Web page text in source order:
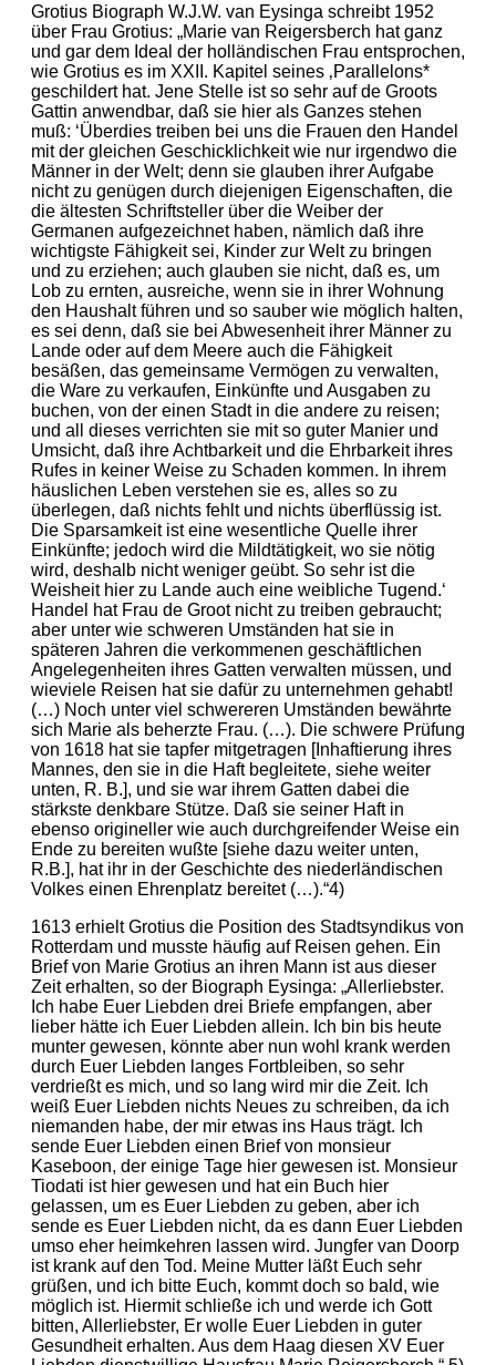
Grotius Biograph W.J.W. van Eysinga schreibt 1952
über Frau Grotius: „Marie van Reigersberch hat ganz
und gar dem Ideal der holländischen Frau entsprochen,
wie Grotius es im XXII. Kapitel seines ‚Parallelons*
geschildert hat. Jene Stelle ist so sehr auf de Groots
Gattin anwendbar, daß sie hier als Ganzes stehen
muß: ‘Überdies treiben bei uns die Frauen den Handel
mit der gleichen Geschicklichkeit wie nur irgendwo die
Männer in der Welt; denn sie glauben ihrer Aufgabe
nicht zu genügen durch diejenigen Eigenschaften, die
die ältesten Schriftsteller über die Weiber der
Germanen aufgezeichnet haben, nämlich daß ihre
wichtigste Fähigkeit sei, Kinder zur Welt zu bringen
und zu erziehen; auch glauben sie nicht, daß es, um
Lob zu ernten, ausreiche, wenn sie in ihrer Wohnung
den Haushalt führen und so sauber wie möglich halten,
es sei denn, daß sie bei Abwesenheit ihrer Männer zu
Lande oder auf dem Meere auch die Fähigkeit
besäßen, das gemeinsame Vermögen zu verwalten,
die Ware zu verkaufen, Einkünfte und Ausgaben zu
buchen, von der einen Stadt in die andere zu reisen;
und all dieses verrichten sie mit so guter Manier und
Umsicht, daß ihre Achtbarkeit und die Ehrbarkeit ihres
Rufes in keiner Weise zu Schaden kommen. In ihrem
häuslichen Leben verstehen sie es, alles so zu
überlegen, daß nichts fehlt und nichts überflüssig ist.
Die Sparsamkeit ist eine wesentliche Quelle ihrer
Einkünfte; jedoch wird die Mildtätigkeit, wo sie nötig
wird, deshalb nicht weniger geübt. So sehr ist die
Weisheit hier zu Lande auch eine weibliche Tugend.‘
Handel hat Frau de Groot nicht zu treiben gebraucht;
aber unter wie schweren Umständen hat sie in
späteren Jahren die verkommenen geschäftlichen
Angelegenheiten ihres Gatten verwalten müssen, und
wieviele Reisen hat sie dafür zu unternehmen gehabt!
(…) Noch unter viel schwereren Umständen bewährte
sich Marie als beherzte Frau. (…). Die schwere Prüfung
von 1618 hat sie tapfer mitgetragen [Inhaftierung ihres
Mannes, den sie in die Haft begleitete, siehe weiter
unten, R. B.], und sie war ihrem Gatten dabei die
stärkste denkbare Stütze. Daß sie seiner Haft in
ebenso origineller wie auch durchgreifender Weise ein
Ende zu bereiten wußte [siehe dazu weiter unten,
R.B.], hat ihr in der Geschichte des niederländischen
Volkes einen Ehrenplatz bereitet (…).“4)
1613 erhielt Grotius die Position des Stadtsyndikus von
Rotterdam und musste häufig auf Reisen gehen. Ein
Brief von Marie Grotius an ihren Mann ist aus dieser
Zeit erhalten, so der Biograph Eysinga: „Allerliebster.
Ich habe Euer Liebden drei Briefe empfangen, aber
lieber hätte ich Euer Liebden allein. Ich bin bis heute
munter gewesen, könnte aber nun wohl krank werden
durch Euer Liebden langes Fortbleiben, so sehr
verdrießt es mich, und so lang wird mir die Zeit. Ich
weiß Euer Liebden nichts Neues zu schreiben, da ich
niemanden habe, der mir etwas ins Haus trägt. Ich
sende Euer Liebden einen Brief von monsieur
Kaseboon, der einige Tage hier gewesen ist. Monsieur
Tiodati ist hier gewesen und hat ein Buch hier
gelassen, um es Euer Liebden zu geben, aber ich
sende es Euer Liebden nicht, da es dann Euer Liebden
umso eher heimkehren lassen wird. Jungfer van Doorp
ist krank auf den Tod. Meine Mutter läßt Euch sehr
grüßen, und ich bitte Euch, kommt doch so bald, wie
möglich ist. Hiermit schließe ich und werde ich Gott
bitten, Allerliebster, Er wolle Euer Liebden in guter
Gesundheit erhalten. Aus dem Haag diesen XV Euer